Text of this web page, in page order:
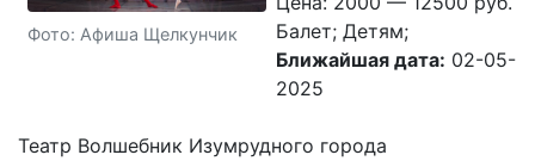
Фото: Афиша Щелкунчик
Балет; Детям;
Ближайшая дата: 02-05-
2025
Театр Волшебник Изумрудного города